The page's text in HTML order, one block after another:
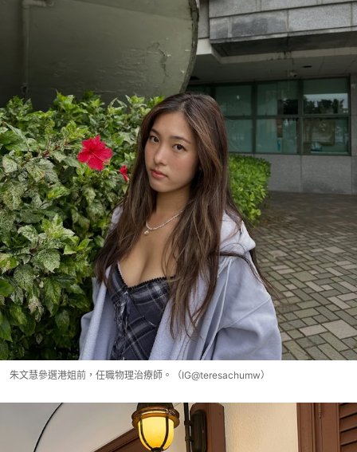
朱文慧參選港姐前，任職物理治療師。（IG@teresachumw）